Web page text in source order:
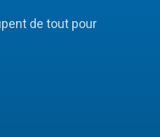
de tout pour